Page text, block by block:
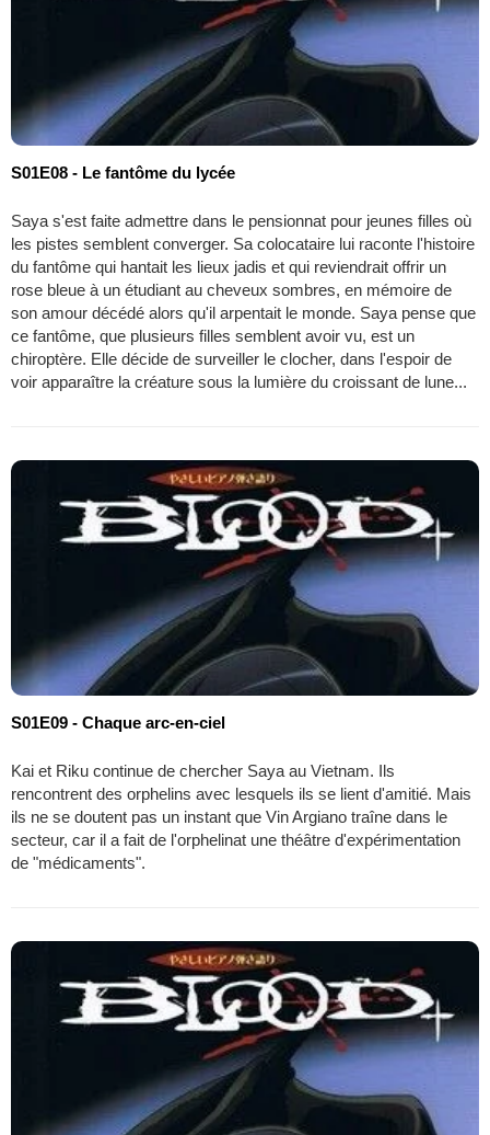
S01E08 - Le fantôme du lycée
Saya s'est faite admettre dans le pensionnat pour jeunes filles où
les pistes semblent converger. Sa colocataire lui raconte l'histoire
du fantôme qui hantait les lieux jadis et qui reviendrait offrir un
rose bleue à un étudiant au cheveux sombres, en mémoire de
son amour décédé alors qu'il arpentait le monde. Saya pense que
ce fantôme, que plusieurs filles semblent avoir vu, est un
chiroptère. Elle décide de surveiller le clocher, dans l'espoir de
voir apparaître la créature sous la lumière du croissant de lune...
S01E09 - Chaque arc-en-ciel
Kai et Riku continue de chercher Saya au Vietnam. Ils
rencontrent des orphelins avec lesquels ils se lient d'amitié. Mais
ils ne se doutent pas un instant que Vin Argiano traîne dans le
secteur, car il a fait de l'orphelinat une théâtre d'expérimentation
de "médicaments".